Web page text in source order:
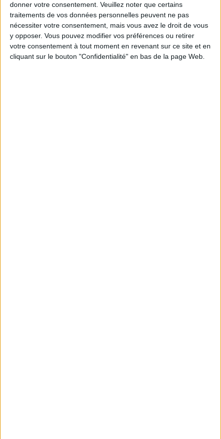
donner votre consentement. Veuillez noter que certains
traitements de vos données personnelles peuvent ne pas
nécessiter votre consentement, mais vous avez le droit de vous
y opposer. Vous pouvez modifier vos préférences ou retirer
votre consentement à tout moment en revenant sur ce site et en
cliquant sur le bouton "Confidentialité" en bas de la page Web.
Inscrivez-vous à notre newsletter